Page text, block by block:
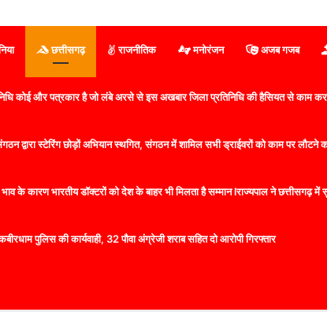
छत्तीसगढ़ राजनीतिक मनोरंजन अजब गजब
कोई और पत्रकार है जो लंबे अरसे से इस अखबार जिला प्रतिनिधि की हैसियत से काम कर
द्वारा स्टेरिंग छोड़ों अभियान स्थगित, संगठन में शामिल सभी ड्राईवरों को काम पर लौटने
के कारण भारतीय डॉक्टरों को देश के बाहर भी मिलता है सम्मान lराज्यपाल ने छत्तीसगढ़
पुलिस की कार्यवाही, 32 पौवा अंग्रेजी शराब सहित दो आरोपी गिरफ्तार